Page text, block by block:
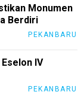
Monumen
Berdiri
PEKANBARU
IV
PEKANBARU